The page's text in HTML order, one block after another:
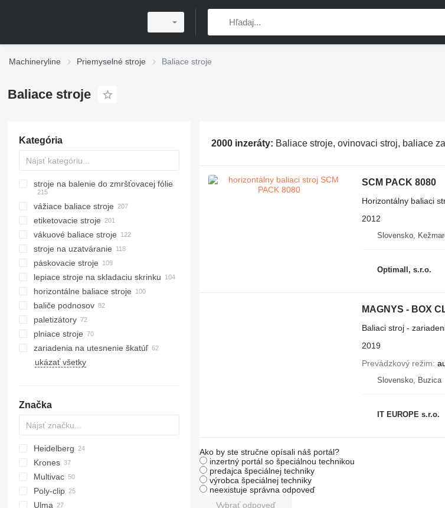
Machineryline Priemyselné stroje Baliace stroje
Baliace stroje
Kategória
stroje na balenie do zmršťovacej fólie
vážiace baliace stroje
etiketovacie stroje
vákuové baliace stroje
stroje na uzatváranie
páskovacie stroje
lepiace stroje na skladaciu skrinku
horizontálne baliace stroje
baliče podnosov
paletizátory
plniace stroje
zariadenia na utesnenie škatúľ
laserové značkovače
ukázať všetky
Značka
EM
VF
Heidelberg
Stahlfolder
AC
AFC
BQ
HKN
Krones
K-series
T-series
Multivac
Poly-clip
FCA
T-10
Ulma
2000 inzeráty: Baliace stroje, ovinovaci stroj, baliace
SCM PACK 8080
Horizontálny baliaci
2012
Slovensko,
Optimall, s.r.o.
MAGNYS - BOX
Baliaci stroj -
2019
Prevádzkový režim
Slovensko, Buzica
IT EUROPE s.r.o.
Ako by ste stručne opísali náš portál?
inzertný portál so špeciálnou technikou
predajca špeciálnej techniky
výrobca špeciálnej techniky
neexistuje správna odpoveď
Vybrať odpoveď